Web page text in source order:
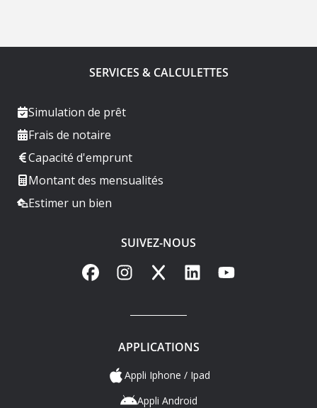
SERVICES & CALCULETTES
Simulation de prêt
Frais de notaire
Capacité d'emprunt
Montant des mensualités
Estimer un bien
SUIVEZ-NOUS
FacebookInstagram
X LinkedInYouTube
APPLICATIONS
Appli Iphone / Ipad
Appli Android